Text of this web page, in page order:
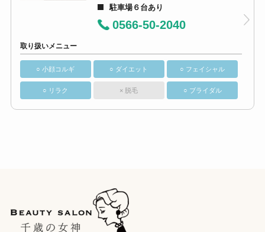
駐車場６台あり
0566-50-2040
取り扱いメニュー
○ 小顔コルギ ○ ダイエット ○ フェイシャル
○ リラク × 脱毛 ○ ブライダル